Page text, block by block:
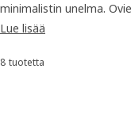
minimalistin unelma.
selkeä muotokieli
valmistetuilla ja
Lue lisää
Lajittele ja
8 tuotetta